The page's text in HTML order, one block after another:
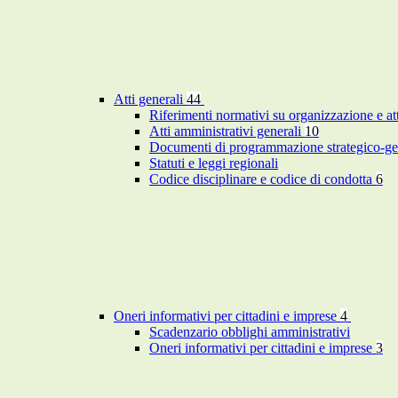
Atti generali 44
Riferimenti normativi su organizzazione e
Atti amministrativi generali 10
Documenti di programmazione strategico-
Statuti e leggi regionali
Codice disciplinare e codice di condotta 6
Oneri informativi per cittadini e imprese 4
Scadenzario obblighi amministrativi
Oneri informativi per cittadini e imprese 3